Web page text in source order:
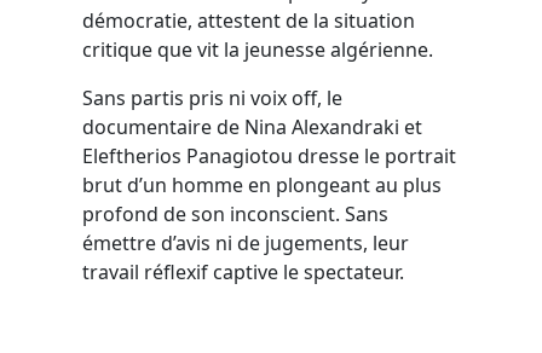
démocratie, attestent de la situation
critique que vit la jeunesse algérienne.
Sans partis pris ni voix off, le
documentaire de Nina Alexandraki et
Eleftherios Panagiotou dresse le portrait
brut d’un homme en plongeant au plus
profond de son inconscient. Sans
émettre d’avis ni de jugements, leur
travail réflexif captive le spectateur.